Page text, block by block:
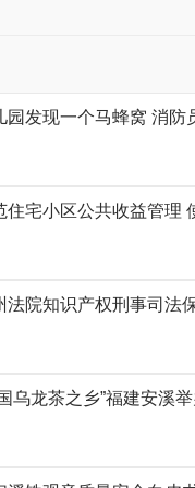
园发现一个马蜂窝 消防
住宅小区公共收益管理
法院知识产权刑事司法
乌龙茶之乡”福建安溪